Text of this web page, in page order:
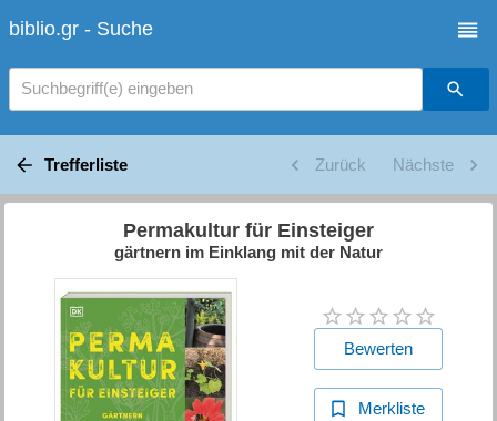
biblio.gr - Suche
Suchbegriff(e) eingeben
Trefferliste Zurück Nächste
Permakultur für Einsteiger
gärtnern im Einklang mit der Natur
Bewerten
Merkliste